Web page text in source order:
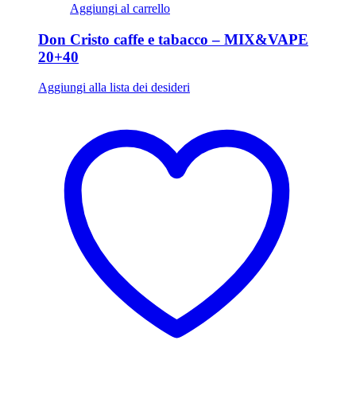
Aggiungi al carrello
Don Cristo caffe e tabacco – MIX&VAPE
20+40
Aggiungi alla lista dei desideri